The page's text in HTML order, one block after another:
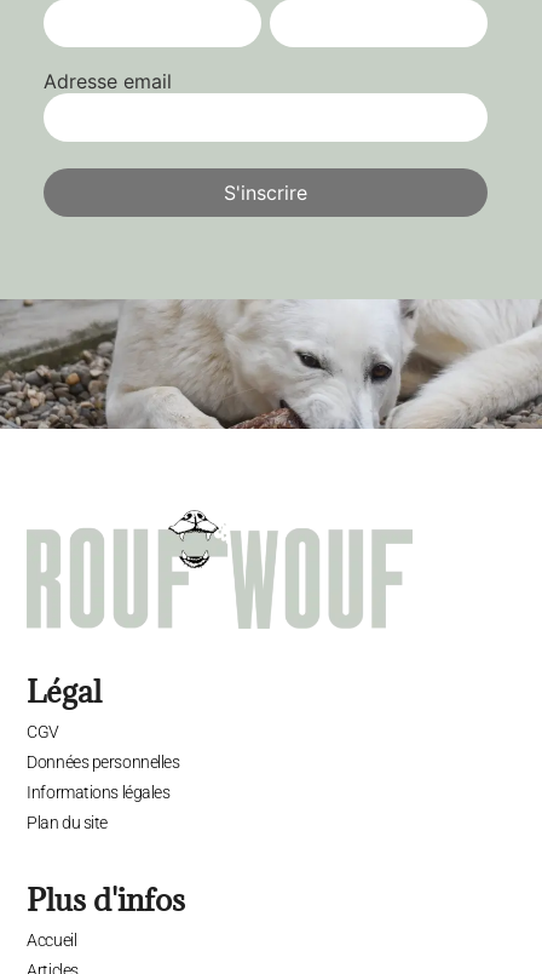
Adresse email
Légal
CGV
Données personnelles
Informations légales
Plan du site
Plus d'infos
Accueil
Articles